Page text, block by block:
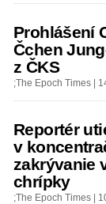
Prohlášení
Čchen
z ČKS
;The Epoch Times |
Reportér
v
zakrývanie
chrípky
;The Epoch Times |